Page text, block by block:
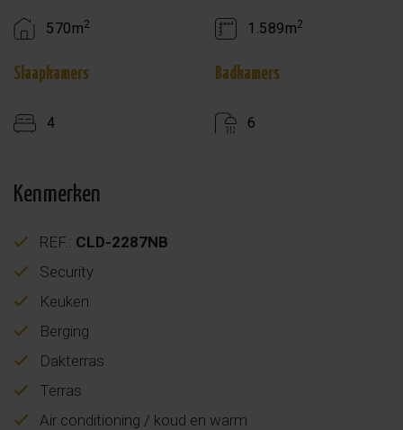
570m2 1.589m2
Slaapkamers
4
Badkamers
6
Kenmerken
REF.: CLD-2287NB
Security
Keuken
Berging
Dakterras
Terras
Air conditioning / koud en warm